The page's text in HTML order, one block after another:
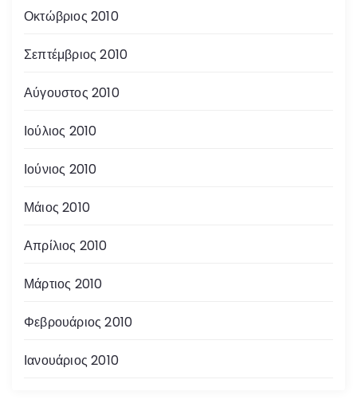
Οκτώβριος 2010
Σεπτέμβριος 2010
Αύγουστος 2010
Ιούλιος 2010
Ιούνιος 2010
Μάιος 2010
Απρίλιος 2010
Μάρτιος 2010
Φεβρουάριος 2010
Ιανουάριος 2010